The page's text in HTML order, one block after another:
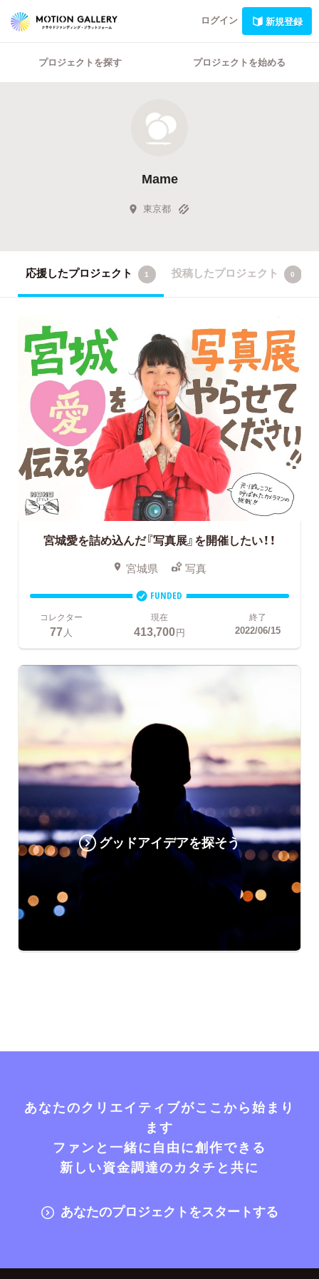
ログイン 新規登録
プロジェクトを探す プロジェクトを始める
Mame
東京都
応援したプロジェクト 1 投稿したプロジェクト 0
宮城愛を詰め込んだ『写真展』を開催したい！！
宮城県 写真
FUNDED
コレクター
77 人
現在
413,700円
終了
2022/06/15
グッドアイデアを探そう
あなたのクリエイティブがここから始まり
ます
ファンと一緒に自由に創作できる
新しい資金調達のカタチと共に
あなたのプロジェクトをスタートする